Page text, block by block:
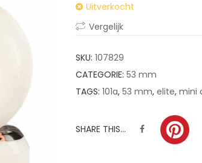
based
on
ratings
Uitverkocht
Vergelijk
SKU: 107829
CATEGORIE: 53 mm
TAGS: 101a, 53 mm, elite, mini
SHARE THIS...